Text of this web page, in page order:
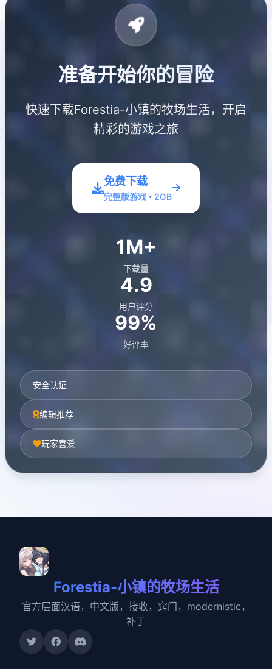
准备开始你的冒险
快速下载Forestia-小镇的牧场生活，开启
精彩的游戏之旅
免费下载
完整版游戏 • 2GB
1M+
下载量
4.9
用户评分
99%
好评率
安全认证
编辑推荐
玩家喜爱
Forestia-小镇的牧场生活
官方层面汉语，中文版，接收，窍门，modernistic，
补丁